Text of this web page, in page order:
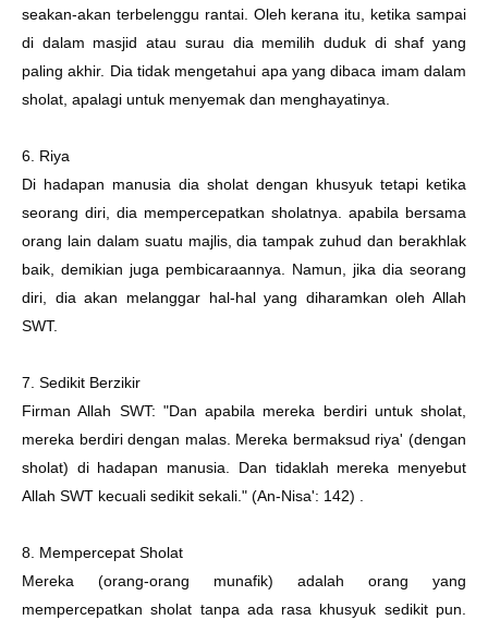
seakan-akan terbelenggu rantai. Oleh kerana itu, ketika sampai
di dalam masjid atau surau dia memilih duduk di shaf yang
paling akhir. Dia tidak mengetahui apa yang dibaca imam dalam
sholat, apalagi untuk menyemak dan menghayatinya.
6. Riya
Di hadapan manusia dia sholat dengan khusyuk tetapi ketika
seorang diri, dia mempercepatkan sholatnya. apabila bersama
orang lain dalam suatu majlis, dia tampak zuhud dan berakhlak
baik, demikian juga pembicaraannya. Namun, jika dia seorang
diri, dia akan melanggar hal-hal yang diharamkan oleh Allah
SWT.
7. Sedikit Berzikir
Firman Allah SWT: "Dan apabila mereka berdiri untuk sholat,
mereka berdiri dengan malas. Mereka bermaksud riya' (dengan
sholat) di hadapan manusia. Dan tidaklah mereka menyebut
Allah SWT kecuali sedikit sekali." (An-Nisa': 142) .
8. Mempercepat Sholat
Mereka (orang-orang munafik) adalah orang yang
mempercepatkan sholat tanpa ada rasa khusyuk sedikit pun.